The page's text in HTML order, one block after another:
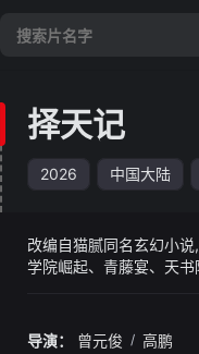
择天记
2026 中国大陆
改编自猫腻同名玄幻小
学院崛起、青藤宴、天
导演：
曾元俊 / 高鹏